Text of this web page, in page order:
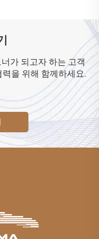
가 되고자 하는 고객
을 위해 함께하세요.